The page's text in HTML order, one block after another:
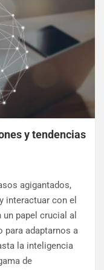
y tendencias
agigantados,
interactuar con el
papel crucial al
para adaptarnos a
la inteligencia
de